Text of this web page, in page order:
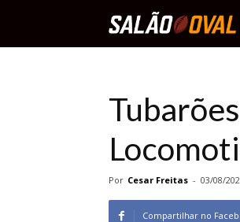
Por Cesar Freitas - 03/08/
Compartilhar no